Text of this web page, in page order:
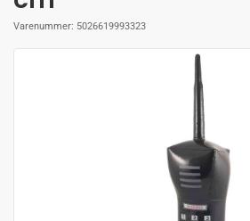
Varenummer: 5026619993323